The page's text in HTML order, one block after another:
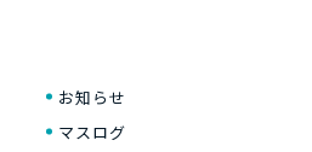
お知らせ
マスログ